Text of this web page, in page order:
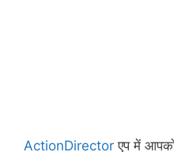
ActionDirector एप में